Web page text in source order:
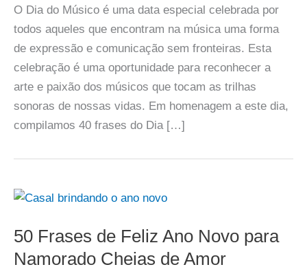
O Dia do Músico é uma data especial celebrada por
todos aqueles que encontram na música uma forma
de expressão e comunicação sem fronteiras. Esta
celebração é uma oportunidade para reconhecer a
arte e paixão dos músicos que tocam as trilhas
sonoras de nossas vidas. Em homenagem a este dia,
compilamos 40 frases do Dia […]
50 Frases de Feliz Ano Novo para
Namorado Cheias de Amor